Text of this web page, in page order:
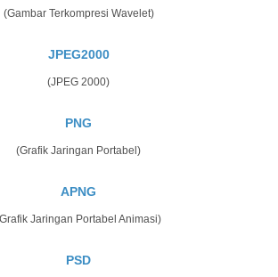
(Gambar Terkompresi Wavelet)
JPEG2000
(JPEG 2000)
PNG
(Grafik Jaringan Portabel)
APNG
Jaringan Portabel Animasi)
PSD